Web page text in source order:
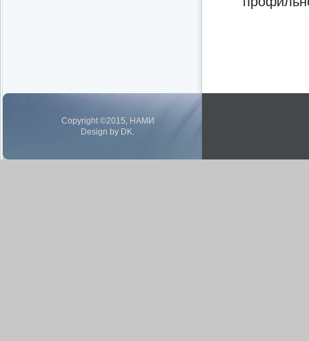
Copyright ©2015, НАМИ
Design by DK.